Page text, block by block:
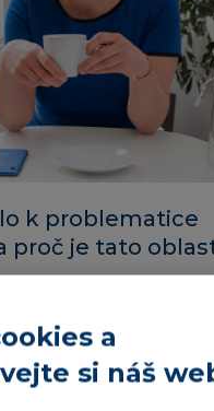
k problematice
proč je tato
vedeným VŠCHT, na
Pomáhala jsem hledat
program, takže jsem
a
si náš